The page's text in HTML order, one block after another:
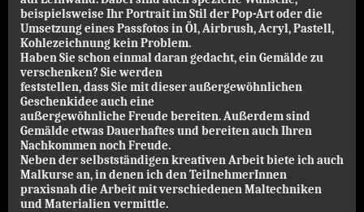
beispielsweise Ihr Portrait im Stil der Pop-Art oder die
Umsetzung eines Passfotos in Öl, Airbrush, Acryl, Pastell,
Kohlezeichnung kein Problem.
Haben Sie schon einmal daran gedacht, ein Gemälde zu
verschenken? Sie werden
feststellen, dass Sie mit dieser außergewöhnlichen
Geschenkidee auch eine
außergewöhnliche Freude bereiten. Außerdem sind
Gemälde etwas Dauerhaftes und bereiten auch Ihren
Nachkommen noch Freude.
Neben der selbstständigen kreativen Arbeit biete ich auch
Malkurse an, in denen ich den TeilnehmerInnen
praxisnah die Arbeit mit verschiedenen Maltechniken
und Materialien vermittle.